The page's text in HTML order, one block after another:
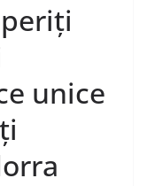
unice